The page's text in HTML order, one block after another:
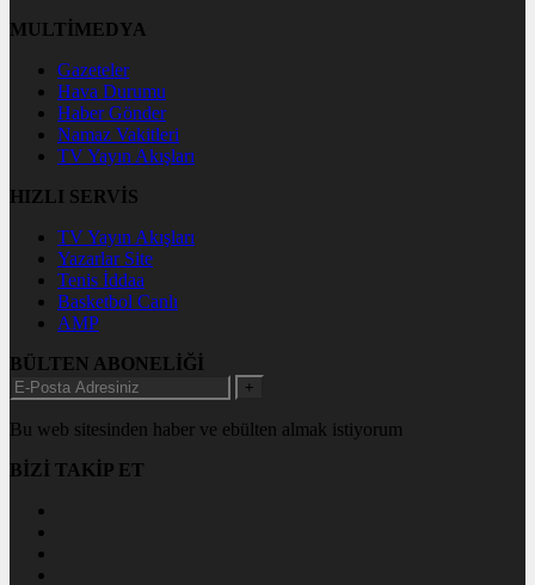
MULTİMEDYA
Gazeteler
Hava Durumu
Haber Gönder
Namaz Vakitleri
TV Yayın Akışları
HIZLI SERVİS
TV Yayın Akışları
Yazarlar Site
Tenis İddaa
Basketbol Canlı
AMP
BÜLTEN ABONELİĞİ
+
Bu web sitesinden haber ve ebülten almak istiyorum
BİZİ TAKİP ET